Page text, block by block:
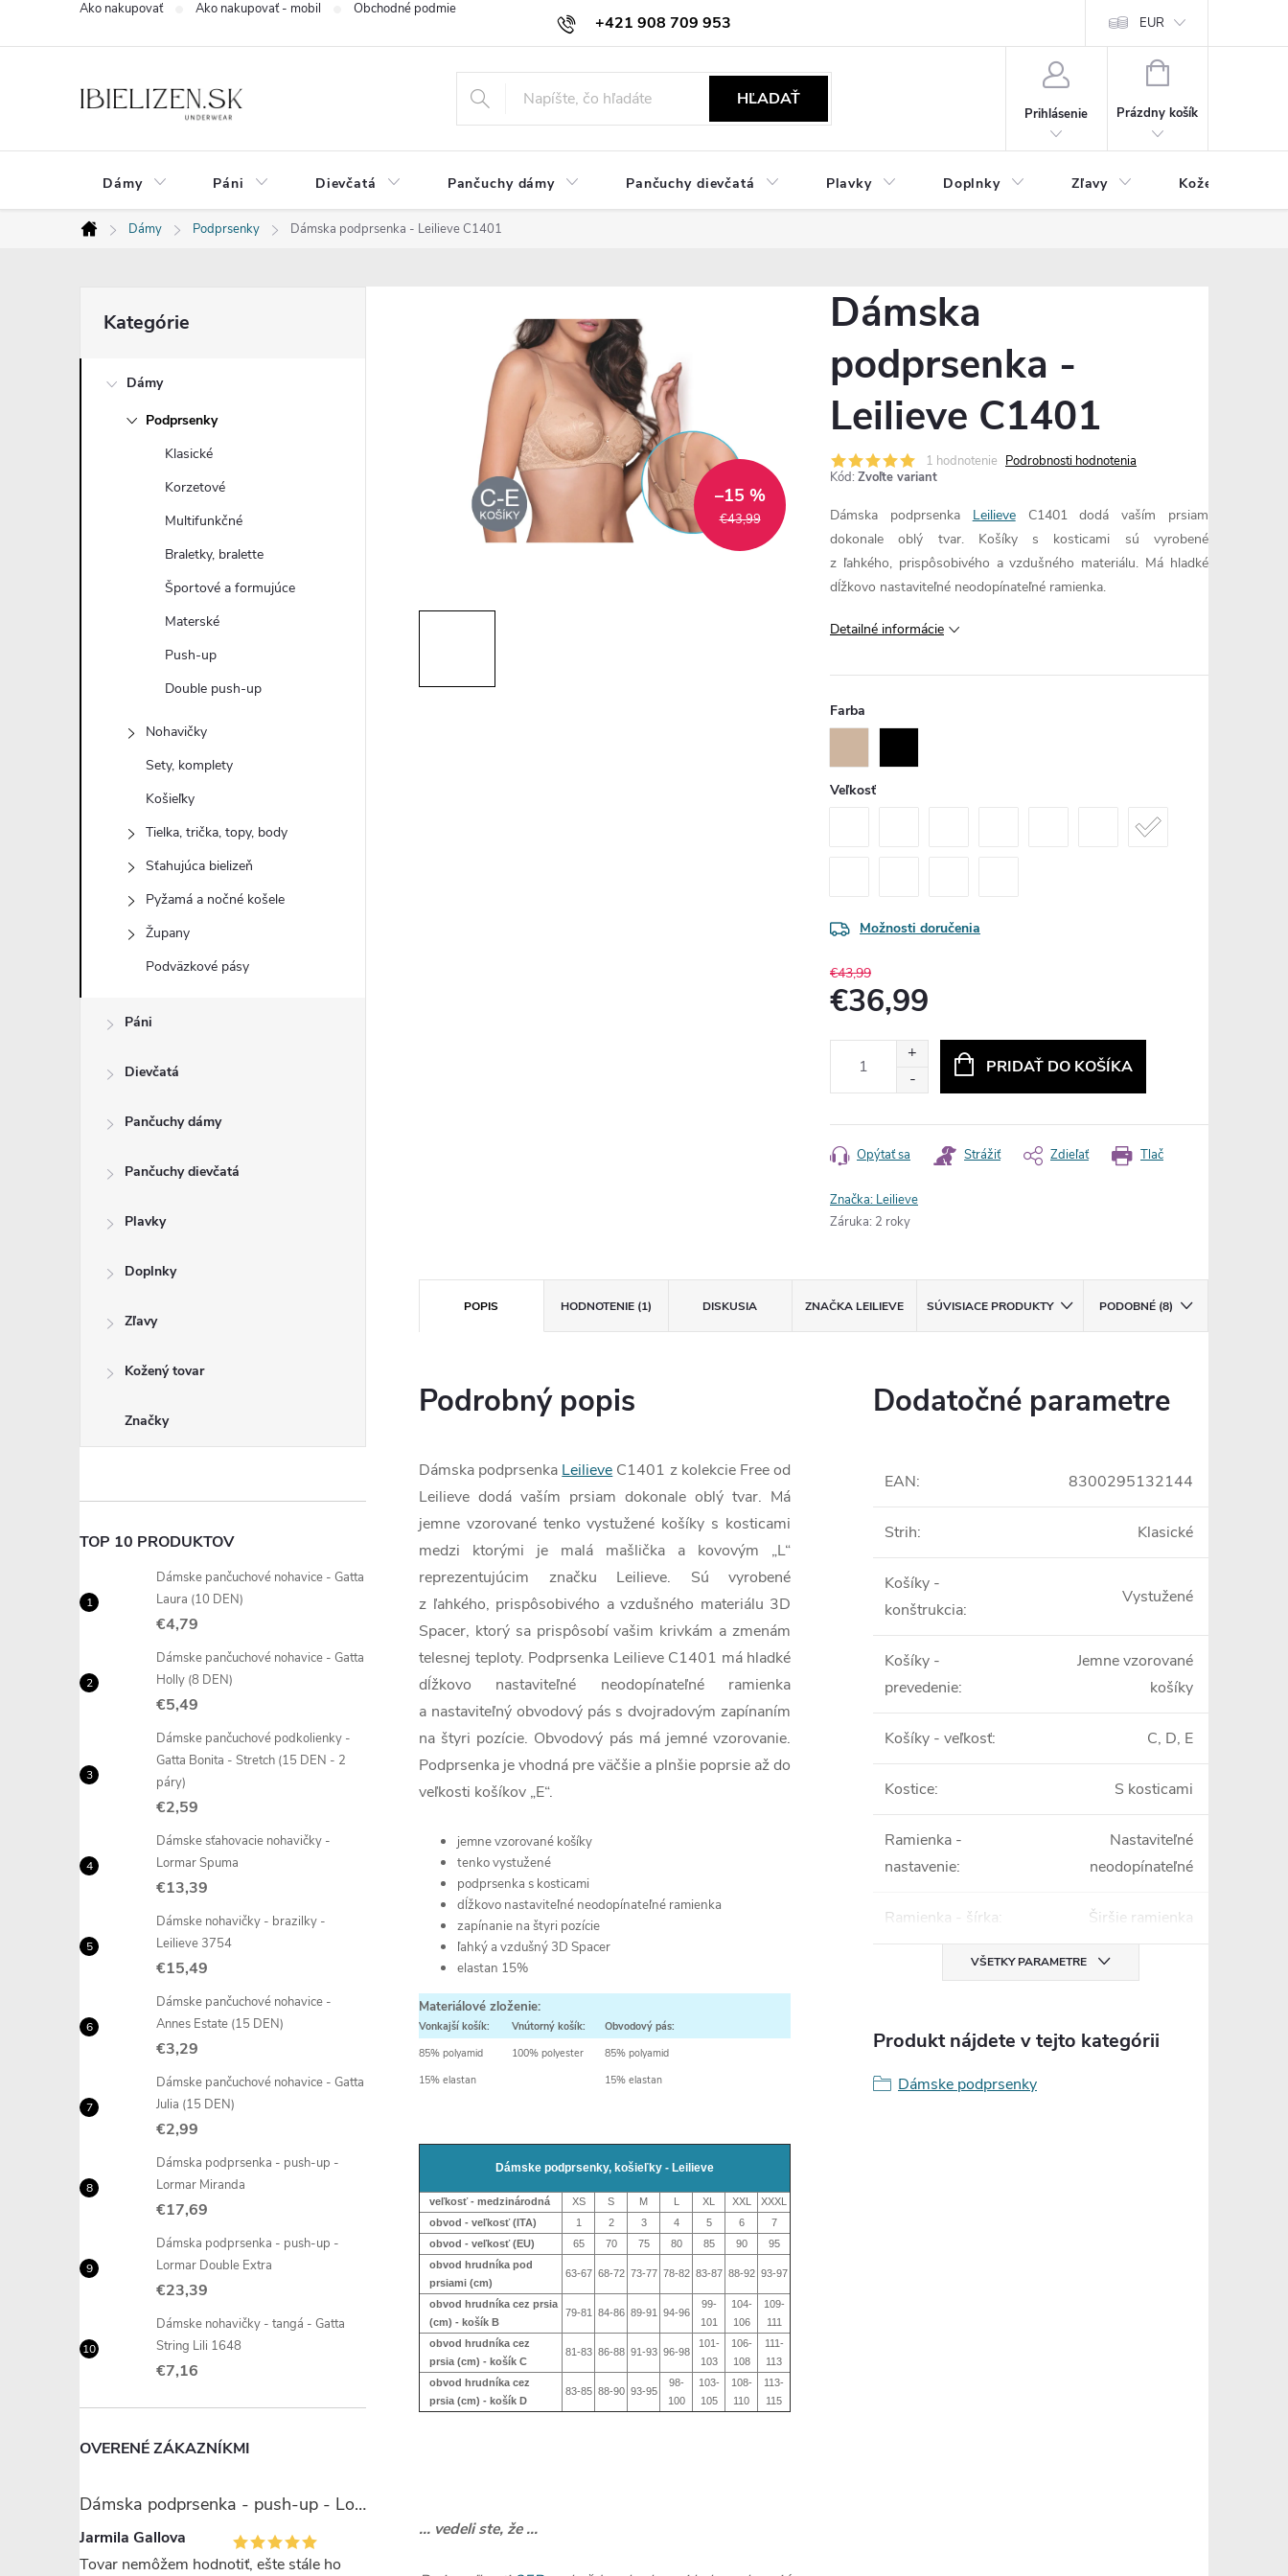
+421 908 709 953
objednavky@ibielizen.sk
Ako nakupovať Ako nakupovať - mobil Obchodné podmienky
EUR
HĽADAŤ
Prihlásenie
NÁKUPNÝ
Prázdny košík
Dámy Páni Dievčatá Pančuchy dámy Pančuchy dievčatá Plavky Doplnky Zľavy Kožený tovar
Domov
Dámy Podprsenky Dámska podprsenka - Leilieve C1401
o
kategórie
Kategórie
Dámy
Podprsenky
Klasické
Korzetové
Multifunkčné
Braletky, bralette
Športové a formujúce
Materské
Push-up
Double push-up
Nohavičky
Sety, komplety
Košieľky
Tielka, trička, topy, body
Sťahujúca bielizeň
Pyžamá a nočné košele
Župany
Podväzkové pásy
Páni
Dievčatá
Pančuchy dámy
Pančuchy dievčatá
Plavky
Doplnky
Zľavy
Kožený tovar
Značky
TOP 10 PRODUKTOV
Dámske pančuchové nohavice - Gatta
Laura (10 DEN)
€4,79
Dámske pančuchové nohavice - Gatta
Holly (8 DEN)
€5,49
Dámske pančuchové podkolienky -
Gatta Bonita - Stretch (15 DEN - 2
páry)
€2,59
Dámske sťahovacie nohavičky -
Lormar Spuma
€13,39
Dámske nohavičky - brazilky -
Leilieve 3754
€15,49
Dámske pančuchové nohavice -
Annes Estate (15 DEN)
€3,29
Dámske pančuchové nohavice - Gatta
Julia (15 DEN)
€2,99
Dámska podprsenka - push-up -
Lormar Miranda
€17,69
Dámska podprsenka - push-up -
Lormar Double Extra
€23,39
Dámske nohavičky - tangá - Gatta
String Lili 1648
€7,16
OVERENÉ ZÁKAZNÍKMI
Dámska podprsenka - push-up - Lormar Miranda
Jarmila Gallova
Tovar nemôžem hodnotiť, ešte stále ho
€43,99
–15 %
Dámska
podprsenka -
Leilieve C1401
1 hodnotenie Podrobnosti hodnotenia
Kód: Zvoľte variant
Dámska podprsenka LeilieveC1401 dodá vaším prsiam
dokonale oblý tvar. Košíky s kosticami sú vyrobené
z ľahkého, prispôsobivého a vzdušného materiálu. Má hladké
dĺžkovo nastaviteľné neodopínateľné ramienka.
Detailné informácie
Farba
Veľkosť
Možnosti doručenia
€43,99
€36,99
PRIDAŤ DO KOŠÍKA
Tlač
Opýtať sa Strážiť Zdieľať
Značka: Leilieve
Záruka: 2 roky
POPIS HODNOTENIE (1) DISKUSIA ZNAČKA LEILIEVE SÚVISIACE PRODUKTY PODOBNÉ (8)
Podrobný popis
Dámska podprsenka Leilieve C1401 z kolekcie Free od
Leilieve dodá vaším prsiam dokonale oblý tvar. Má
jemne vzorované tenko vystužené košíky s kosticami
medzi ktorými je malá mašlička a kovovým „L“
reprezentujúcim značku Leilieve. Sú vyrobené
z ľahkého, prispôsobivého a vzdušného materiálu 3D
Spacer, ktorý sa prispôsobí vašim krivkám a zmenám
telesnej teploty. Podprsenka Leilieve C1401 má hladké
dĺžkovo nastaviteľné neodopínateľné ramienka
a nastaviteľný obvodový pás s dvojradovým zapínaním
na štyri pozície. Obvodový pás má jemné vzorovanie.
Podprsenka je vhodná pre väčšie a plnšie poprsie až do
veľkosti košíkov „E“.
jemne vzorované košíky
tenko vystužené
podprsenka s kosticami
dĺžkovo nastaviteľné neodopínateľné ramienka
zapínanie na štyri pozície
ľahký a vzdušný 3D Spacer
elastan 15%
Materiálové zloženie:
Vonkajší košík: Vnútorný košík:
Obvodový pás:
85% polyamid
15% elastan
100% polyester
85% polyamid
15% elastan
Dámske podprsenky, košieľky - Leilieve
veľkosť - medzinárodná XS S M L XL XXL
XXXL
obvod - veľkosť (ITA)
1 2 3 4 5 6
7
obvod - veľkosť (EU)
65 70 75 80 85 90
95
obvod hrudníka pod
prsiami (cm)
63-67 68-72 73-77 78-82 83-87 88-92 93-97
obvod hrudníka cez prsia
(cm) - košík B
79-81 84-86 89-91 94-96
99-
101
104-
106
109-
111
obvod hrudníka cez
prsia (cm) - košík C
81-83 86-88 91-93 96-98
101-
103
106-
108
111-
113
obvod hrudníka cez
prsia (cm) - košík D
83-85 88-90 93-95
98-
100
103-
105
108-
110
113-
115
... vedeli ste, že ...
Dodatočné parametre
EAN: 8300295132144
Strih: Klasické
Košíky -
konštrukcia:
Vystužené
Košíky -
prevedenie:
Jemne vzorované
košíky
Košíky - veľkosť: C, D, E
Kostice: S kosticami
Ramienka -
nastavenie:
Nastaviteľné
neodopínateľné
Ramienka - šírka: Širšie ramienka
VŠETKY PARAMETRE
Produkt nájdete v tejto kategórii
Dámske podprsenky